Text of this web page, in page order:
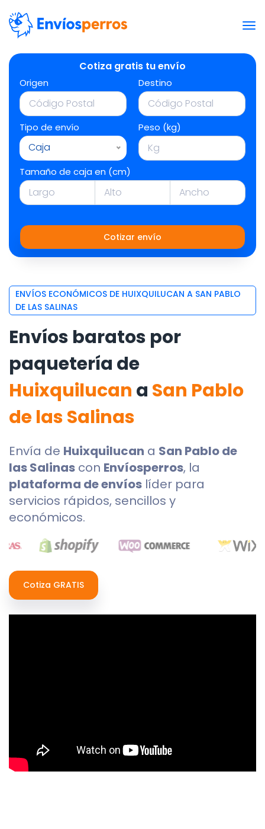
Cotiza gratis tu envío
Origen Destino
Tipo de envío
Caja
Peso (kg)
Tamaño de caja en (cm)
Cotizar envío
ENVÍOS ECONÓMICOS DE HUIXQUILUCAN A SAN PABLO
DE LAS SALINAS
Envíos baratos por
paquetería de
Huixquilucan a San Pablo
de las Salinas
Envía de Huixquilucan a San Pablo de
las Salinas con Envíosperros, la
plataforma de envíos líder para
servicios rápidos, sencillos y
económicos.
Cotiza GRATIS